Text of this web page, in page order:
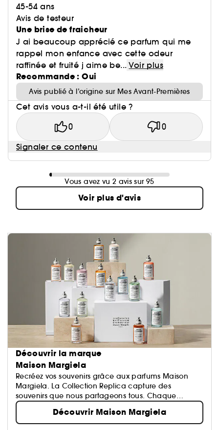
45-54 ans
Avis de testeur
Une brise de fraicheur
J ai beaucoup apprécié ce parfum qui me
rappel mon enfance avec cette odeur
raffinée et fruité j aime be... Voir plus
Recommande : Oui
Avis publié à l’origine sur Mes Avant-Premières
Cet avis vous a-t-il été utile ?
0 0
Signaler ce contenu
Vous avez vu 2 avis sur 95
Voir plus d'avis
Découvrir la marque
Maison Margiela
Recréez vos souvenirs grâce aux parfums Maison
Margiela. La Collection Replica capture des
souvenirs que nous partageons tous. Chaque
parfum évoque instantanément des images et des
émotions positives qui ont marqué l’inconscient
collectif ainsi que notre histoire personnelle.
Découvrir Maison Margiela